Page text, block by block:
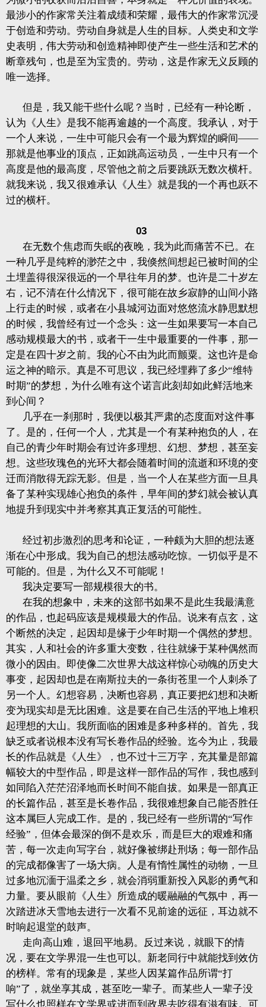
最涉小的作家常关注着成绩和荣耀，最伟大的作家常沉浸
于创造和劳动。劳动自身就是人生的目标。人类史和文学
史表明，伟大劳动和创造精神即使产生一些生活和艺术的
断章残句，也是至为宝贵的。劳动，这是作家无义反顾的
唯一选择。
但是，我又能干些什么呢？当时，已经有一种论断，
认为《人生》是我不能再逾越的一个高度。我承认，对于
一个人来说，一生中可能只会有一个最为辉煌的瞬间——
那就是他事业的顶点，正如跳高运动员，一生中只有一个
高度是他的最高度，尽管他之前之后要跳跃无数次横杆。
就我来说，我又很难承认《人生》就是我的一个再也跃不
过的横杆。
03
在无数个焦虑而失眠的夜晚，我为此而痛苦不已。在
一种几乎是纯粹的渺茫之中，我倏然间想起已被时间的尘
土埋盖得很深很远的一个早往年月的梦。也许是二十岁左
右，记不清在什么情况下，很可能在故乡寂静的山间小路
上行走的时候，或者在小县城河边面对悠悠流水静思默想
的时候，我曾经有过一个念头：这一生如果要写一本自己
感动规模最大的书，或者干一生中最重要的一件事，那一
定是在四十岁之前。我的心不由为此而颤粟。这也许是命
运之神的暗示。真是不可思议，我已经埋葬了多少“维特
时期”的梦想，为什么唯有这个诺言此刻却如此鲜活地来
到心间？
几乎在一刹那时，我便以极其严肃的态度面对这件事
了。是的，任何一个人，尤其是一个有某种抱负的人，在
自己的青少年时期会有过许多理想、幻想、梦想，甚至妄
想。这些玫瑰色的光环大都会随着时间的流逝和环境的变
迁而消散得无踪无影。但是，当一个人在某些方面一旦具
备了某种实现雄心抱负的条件，早年间的梦幻就会被认真
地提升到现实中并考察其真正复活的可能性。
经过初步激烈的思考和论证，一种颇为大胆的想法逐
渐在心中形成。我为自己的想法感动吃惊。一切似乎是不
可能的。但是，为什么又不可能呢！
我决定要写一部规模很大的书。
在我的想象中，未来的这部书如果不是此生我最满意
的作品，也起码应该是规模最大的作品。说来有点玄，这
个断然的决定，起因却是缘于少年时期一个偶然的梦想。
其实，人和社会的许多重大变数，往往就缘于某种偶然而
微小的因由。即使像二次世界大战这样惊心动魄的历史大
事变，起因却也是在南斯拉夫的一条街苍里一个人刺杀了
另一个人。幻想容易，决断也容易，真正要把幻想和决断
变为现实却是无比困难。这是要在自己生活的平地上堆积
起理想的大山。我所面临的困难是多种多样的。首先，我
缺乏或者说根本没有写长卷作品的经验。迄今为止，我最
长的作品就是《人生》，也不过十三万字，充其量是部篇
幅较大的中型作品，即是这样一部作品的写作，我也感到
如同陷入茫茫沼泽地而长时间不能自拔。如果是一部真正
的长篇作品，甚至是长卷作品，我很难想象自己能否胜任
这本属巨人完成工作。是的，我已经有一些所谓的“写作
经验”，但体会最深的倒不是欢乐，而是巨大的艰难和痛
苦，每一次走向写字台，就好像被绑赴刑场；每一部作品
的完成都像害了一场大病。人是有惰性属性的动物，一旦
过多地沉湎于温柔之乡，就会消弱重新投入风影的勇气和
力量。要从眼前《人生》所造成的暖融融的气氛中，再一
次踏进冰天雪地去进行一次看不见前途的远征，耳边就不
时响起退堂的鼓声。
走向高山难，退回平地易。反过来说，就眼下的情
况，要在文学界混一生也可以。新老同行中就能找到效仿
的榜样。常有的现象是，某些人因某篇作品所谓“打
响”了，就坐享其成，甚至吃一辈子。而某些人一辈子没
写什么也照样在文学界或进而到政界去吃得有滋有味。可